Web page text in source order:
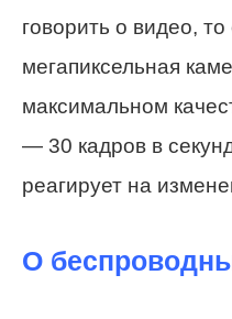
говорить о видео,
мегапиксельная
максимальном
— 30 кадров в
реагирует на
О